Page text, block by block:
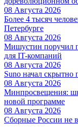
08 Августа 2026
Более 4 тысяч
Петербурге
08 Августа 2026
Мишустин поручил
для IT-компаний
08 Августа 2026
Suno начал
08 Августа 2026
Минпросвещения:
новой программе
08 Августа 2026
Сборные России не